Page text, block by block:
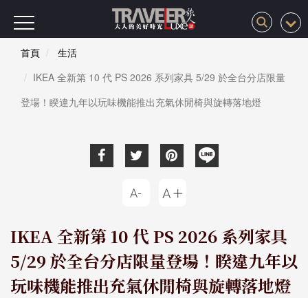
首頁
生活
IKEA 全新第 10 代 PS 2026 系列家具 5/29 於全台分店限量
登場！睽違九年以玩味機能推出充氣休閒椅與旋轉落地燈
IKEA 全新第 10 代 PS 2026 系列家具
5/29 於全台分店限量登場！睽違九年以
玩味機能推出充氣休閒椅與旋轉落地燈